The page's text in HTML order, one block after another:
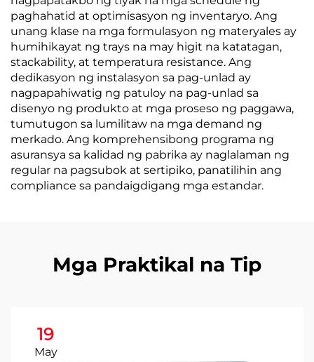
paghahatid at optimisasyon ng inventaryo. Ang
unang klase na mga formulasyon ng materyales ay
humihikayat ng trays na may higit na katatagan,
stackability, at temperatura resistance. Ang
dedikasyon ng instalasyon sa pag-unlad ay
nagpapahiwatig ng patuloy na pag-unlad sa
disenyo ng produkto at mga proseso ng paggawa,
tumutugon sa lumilitaw na mga demand ng
merkado. Ang komprehensibong programa ng
asuransya sa kalidad ng pabrika ay naglalaman ng
regular na pagsubok at sertipiko, panatilihin ang
compliance sa pandaigdigang mga estandar.
Mga Praktikal na Tip
19
May